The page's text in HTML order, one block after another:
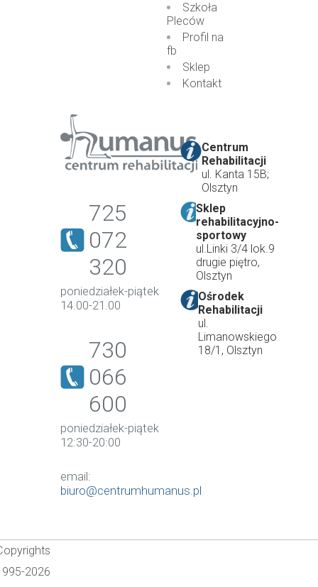
Szkoła
Pleców
Profil na
fb
Sklep
Kontakt
725
072
320
poniedziałek-piątek
14.00-21.00
730
066
600
poniedziałek-piątek
12:30-20:00
email:
biuro@centrumhumanus.pl
Centrum
Rehabilitacji
ul. Kanta 15B;
Olsztyn
Sklep
rehabilitacyjno-
sportowy
ul.Linki 3/4 lok.9
drugie piętro,
Olsztyn
Ośrodek
Rehabilitacji
ul.
Limanowskiego
18/1, Olsztyn
2026